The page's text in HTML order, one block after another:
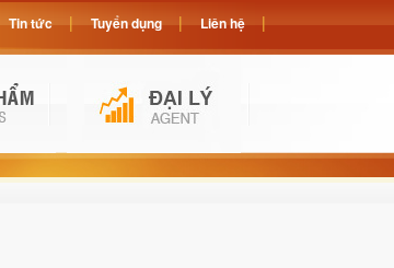
Tin tức Tuyển dụng Liên hệ